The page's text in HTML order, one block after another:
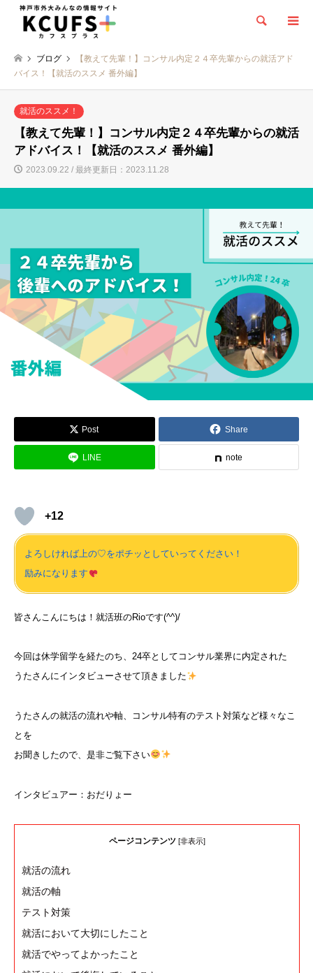
検索
ブログ
【教えて先輩！】コンサル内定２４卒先輩からの就活アド
バイス！【就活のススメ 番外編】
就活のススメ！
【教えて先輩！】コンサル内定２４卒先輩からの就活
アドバイス！【就活のススメ 番外編】
2023.09.22 / 最終更新日：2023.11.28
Post Share
LINE note
+12
よろしければ上の♡をポチッとしていってください！
励みになります
皆さんこんにちは！就活班のRioです(^^)/
今回は休学留学を経たのち、24卒としてコンサル業界に内定された
うたさんにインタビューさせて頂きました
うたさんの就活の流れや軸、コンサル特有のテスト対策など様々なこ
とを
お聞きしたので、是非ご覧下さい
インタビュアー：おだりょー
ページコンテンツ [非表示]
就活の流れ
就活の軸
テスト対策
就活において大切にしたこと
就活でやってよかったこと